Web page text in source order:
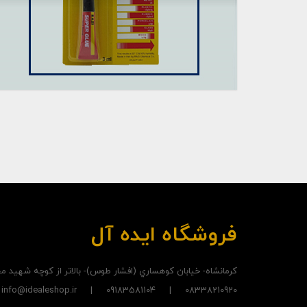
فروشگاه ایده آل
کرمانشاه- خيابان کوهساري (افشار طوس)- بالاتر از کوچه
08338210920 | 09183581104 | info@idealeshop.ir